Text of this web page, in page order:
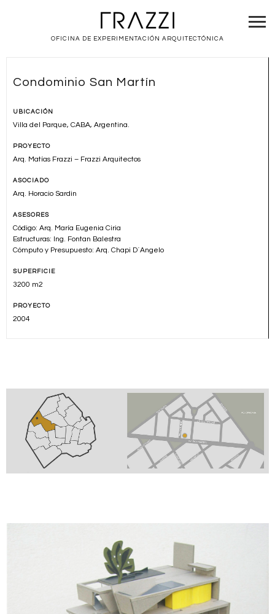
OFICINA DE EXPERIMENTACIÓN ARQUITECTÓNICA
Condominio San Martín
UBICACIÓN
Villa del Parque, CABA, Argentina.
PROYECTO
Arq. Matías Frazzi – Frazzi Arquitectos
ASOCIADO
Arq. Horacio Sardin
ASESORES
Código: Arq. María Eugenia Ciria
Estructuras: Ing. Fontan Balestra
Cómputo y Presupuesto: Arq. Chapi D´Angelo
SUPERFICIE
3200 m2
PROYECTO
2004